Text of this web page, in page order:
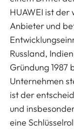
HUAWEI ist
Anbieter und
Russland,
Gründung 1987
Unternehmen
ist der
und
eine